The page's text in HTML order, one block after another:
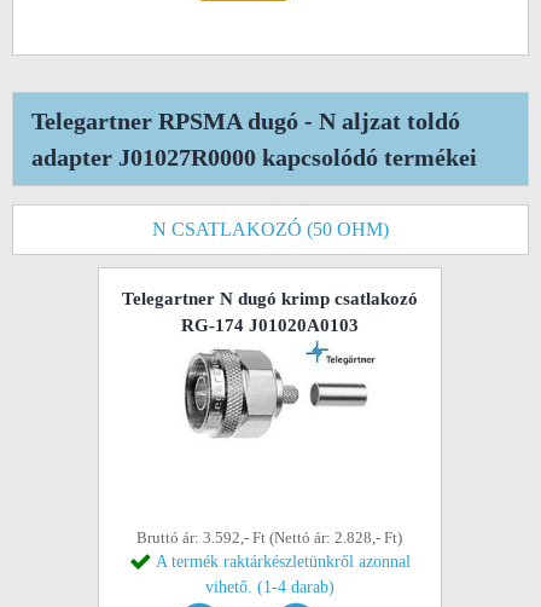
Telegartner RPSMA dugó - N aljzat toldó
adapter J01027R0000 kapcsolódó termékei
N CSATLAKOZÓ (50 OHM)
Telegartner N dugó krimp csatlakozó
RG-174 J01020A0103
Bruttó ár: 3.592,- Ft (Nettó ár: 2.828,- Ft)
A termék raktárkészletünkről azonnal
vihető. (1-4 darab)